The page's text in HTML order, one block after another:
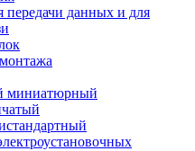
передачи данных и для
миниатюрный